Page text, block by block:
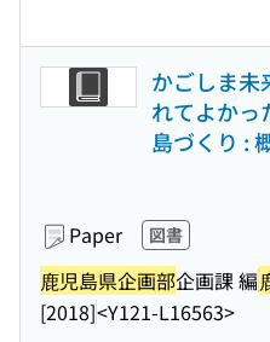
かごしま未
れてよかっ
島づくり :
Paper 図書
鹿児島県企画部企画課 編
[2018]<Y121-L16563>